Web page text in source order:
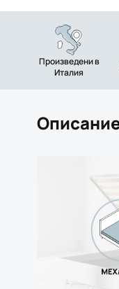
Произведени в
Италия